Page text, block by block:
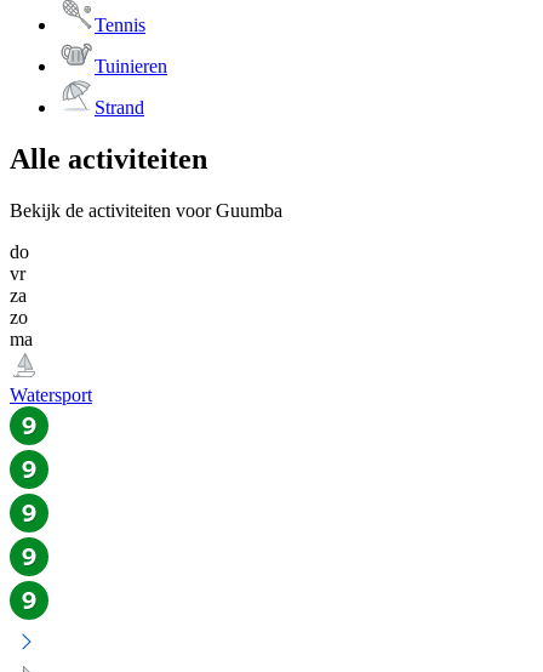
Tennis
Tuinieren
Strand
Alle activiteiten
Bekijk de activiteiten voor Guumba
do
vr
za
zo
ma
Watersport